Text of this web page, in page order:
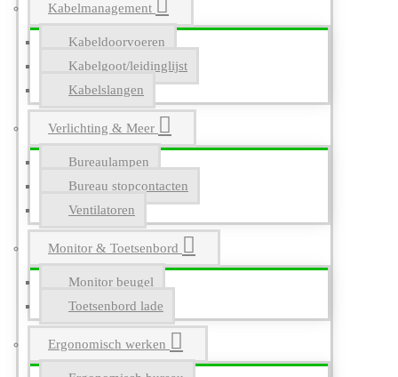
Kabelmanagement
Kabeldoorvoeren
Kabelgoot/leidinglijst
Kabelslangen
Verlichting & Meer
Bureaulampen
Bureau stopcontacten
Ventilatoren
Monitor & Toetsenbord
Monitor beugel
Toetsenbord lade
Ergonomisch werken